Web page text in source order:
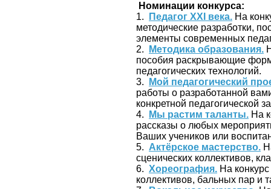
Номинации конкурса:
1.
Педагог ХХI века. На
методические разработки,
элементы современных
2.
Методика образования.
пособия раскрывающие
педагогических технологий.
3.
Мой педагогический
работы о разработанной
конкретной педагогической
4.
Мы растим таланты. На
рассказы о любых
Ваших учеников или
5. Актёрское мастерство.
сценических коллективов,
6. Хореография. На
коллективов, бальных пар и